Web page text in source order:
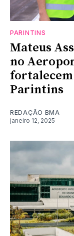
PARINTINS
Mateus
no
fortalecem
Parintins
REDAÇÃO BMA
janeiro 12, 2025